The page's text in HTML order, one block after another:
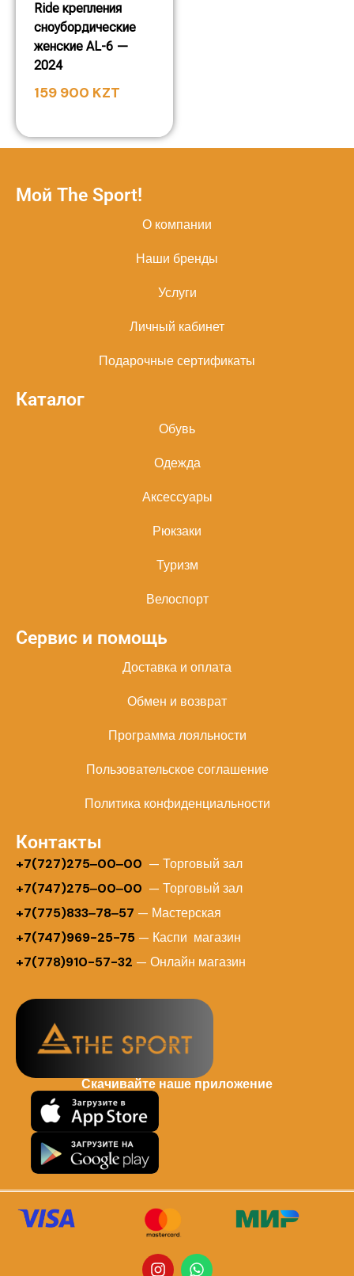
Ride крепления
сноубордические
женские AL-6 —
2024
159 900 KZT
Мой The Sport!
О компании
Наши бренды
Услуги
Личный кабинет
Подарочные сертификаты
Каталог
Обувь
Одежда
Аксессуары
Рюкзаки
Туризм
Велоспорт
Сервис и помощь
Доставка и оплата
Обмен и возврат
Программа лояльности
Пользовательское соглашение
Политика конфиденциальности
Контакты
+7(727)275‒00‒00 — Торговый зал
+7(747)275‒00‒00 — Торговый зал
+7(775)833‒78‒57 — Мастерская
+7(747)969-25-75 — Каспи магазин
+7(778)910-57-32 — Онлайн магазин
Скачивайте наше приложение